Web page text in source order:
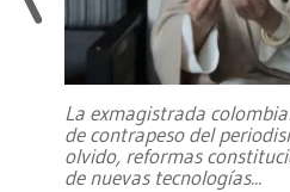
La exmagistrada
de contrapeso del
olvido, reformas
de nuevas tecnologías...